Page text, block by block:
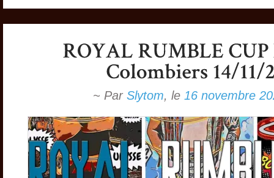
~ Par Slytom, le 16 novembre